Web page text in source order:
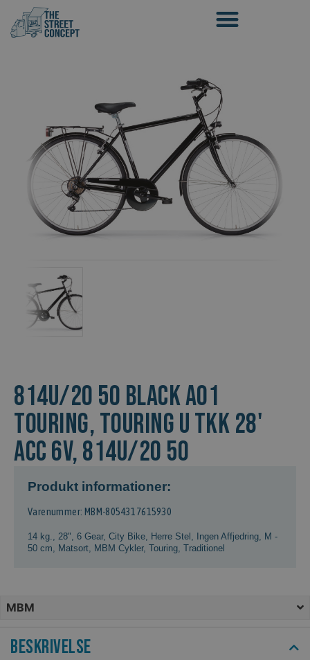
814U/20 50 BLACK A01
Touring, TOURING U TKK 28'
ACC 6V, 814U/20 50
Produkt informationer:
Varenummer: MBM-8054317615930
14 kg. 28" 6 Gear, City Bike Herre Stel Ingen Affjedring M -
50 cm
Matsort MBM Cykler, Touring Traditionel
MBM
Beskrivelse